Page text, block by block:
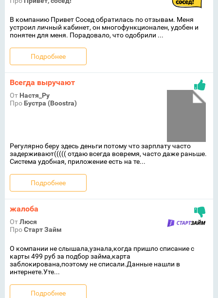
В компанию Привет Сосед обратилась по отзывам. Меня
устроил личный кабинет, он многофункционален, удобен и
понятен для меня. Порадовало, что одобрили ...
Подробнее
Всегда выручают
От Настя_Ру
Про Бустра (Boostra)
Регулярно беру здесь деньги потому что зарплату часто
задерживают((((( отдаю всегда вовремя, часто даже раньше.
Система удобная, приложение есть на те...
Подробнее
жалоба
ОтЛюся
ПроСтарт Займ
О компании не слышала,узнала,когда пришло списание с
карты 499 руб за подбор займа,карта
заблокирована,поэтому не списали.Данные нашли в
интернете.Уте...
Подробнее